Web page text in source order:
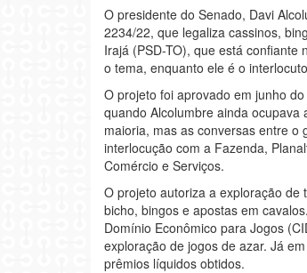
O presidente do Senado, Davi
2234/22, que legaliza cassinos,
Irajá (PSD-TO), que está
o tema, enquanto ele é o
O projeto foi aprovado em junho
quando Alcolumbre ainda
maioria, mas as conversas entre o
interlocução com a Fazenda,
Comércio e Serviços.
O projeto autoriza a exploração de
bicho, bingos e apostas em
Domínio Econômico para Jogos
exploração de jogos de azar. Já
prêmios líquidos obtidos.